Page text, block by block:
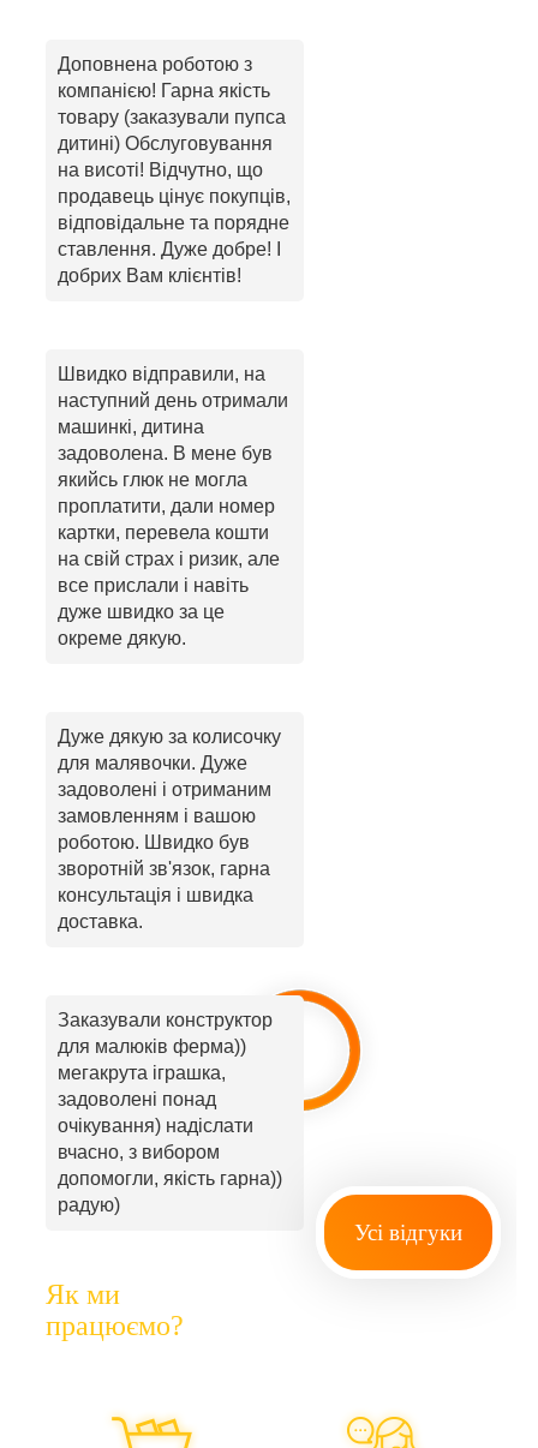
Доповнена роботою з
компанією! Гарна якість
товару (заказували пупса
дитині) Обслуговування
на висоті! Відчутно, що
продавець цінує покупців,
відповідальне та порядне
ставлення. Дуже добре! І
добрих Вам клієнтів!
Швидко відправили, на
наступний день отримали
машинкі, дитина
задоволена. В мене був
якийсь глюк не могла
проплатити, дали номер
картки, перевела кошти
на свій страх і ризик, але
все прислали і навіть
дуже швидко за це
окреме дякую.
Дуже дякую за колисочку
для малявочки. Дуже
задоволені і отриманим
замовленням і вашою
роботою. Швидко був
зворотній зв'язок, гарна
консультація і швидка
доставка.
Заказували конструктор
для малюків ферма))
мегакрута іграшка,
задоволені понад
очікування) надіслати
вчасно, з вибором
допомогли, якість гарна))
радую)
Усі відгуки
Як ми
працюємо?